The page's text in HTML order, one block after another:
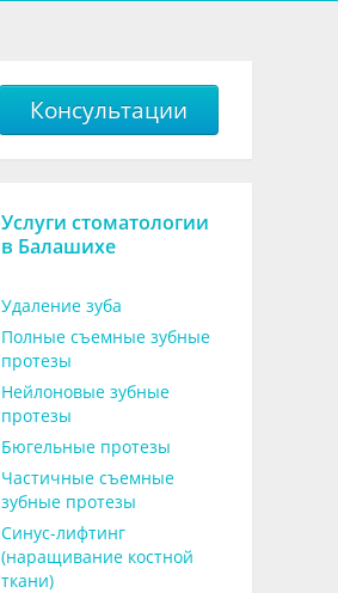
Консультации
Услуги стоматологии
в Балашихе
Удаление зуба
Полные съемные зубные
протезы
Нейлоновые зубные
протезы
Бюгельные протезы
Частичные съемные
зубные протезы
Синус-лифтинг
(наращивание костной
ткани)